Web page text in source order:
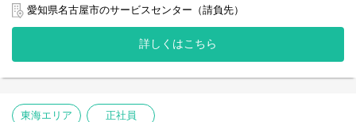
新車を洗車機に通した後、ボディに付いた水滴などを
布タオルで拭き上げる作業
その他オプション部品の取付、コーティング作業等も行って頂く
こともあります。
を扱っているので綺麗な環境で働くことができます。
愛知県名古屋市のサービスセンター（請負先）
詳しくはこちら
東海エリア 正社員